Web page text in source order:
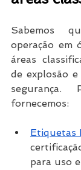
Sabemos
operação em
áreas
de explosão
segurança.
fornecemos:
Etiquetas
para uso